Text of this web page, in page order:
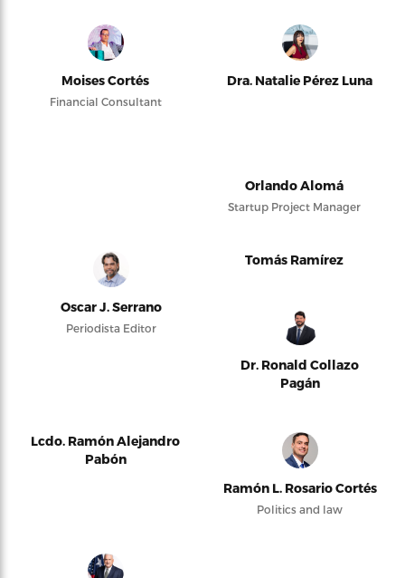
Moises Cortés
Financial Consultant
Dra. Natalie Pérez Luna
Orlando Alomá
Startup Project Manager
Oscar J. Serrano
Periodista Editor
Tomás Ramírez
Dr. Ronald Collazo
Pagán
Lcdo. Ramón Alejandro
Pabón
Ramón L. Rosario Cortés
Politics and law